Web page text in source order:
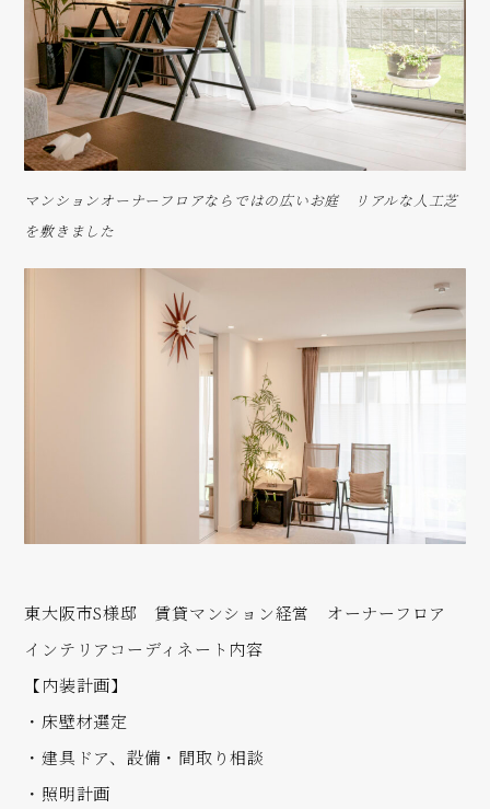
マンションオーナーフロアならではの広いお庭 リアルな人工芝
を敷きました
東大阪市S様邸 賃貸マンション経営 オーナーフロア
インテリアコーディネート内容
【内装計画】
・床壁材選定
・建具ドア、設備・間取り相談
・照明計画